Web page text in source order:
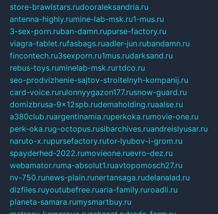
store-brawlstars.rudooraleksandria.ru
antenna-highly.rumine-lab-msk.ru1-mus.ru
3-sex-porn.ruban-damn.rupurse-factory.ru
viagra-tablet.rufasbags.ruadler-jun.rubandamn.ru
fincontech.ru3sexporn.ru1mus.rudarksand.ru
rebus-toys.ruminelab-msk.rurtdco.ru
seo-prodvizhenie-sajtov-stroitelnyh-kompanij.ru
card-voice.rurulonnyygazon177.rusnow-guard.ru
domizbrusa-9x12spb.rudemaholding.ruaalse.ru
a380club.ruargentinamia.ruperkoka.rumovie-one.ru
perk-oka.rug-octopus.rusibarchives.ruandreislyusar.ru
naruto-x.rupursefactory.rutor-lyubov-i-grom.ru
spayderhed-2022.rumovieone.ruevro-dez.ru
webamator.ruma-absolut1.ruavtopomosch27.ru
nv-750.runews-plain.runertansaga.rudelanalad.ru
dizfiles.ruyoutubefree.ruaria-family.ruroadli.ru
planeta-samara.rumysmartbuy.ru